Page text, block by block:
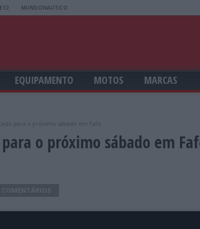
MUNDONAUTICO
EQUIPAMENTO MOTOS MARCAS
para o próximo sábado em Fafe
o próximo sábado em